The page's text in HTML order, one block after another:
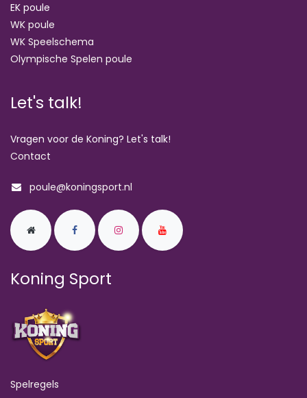
EK poule
WK poule
WK Speelschema
Olympische Spelen poule
Let's talk!
Vragen voor de Koning? Let's talk!
Contact
poule@koningsport.nl
Koning Sport
Spelregels